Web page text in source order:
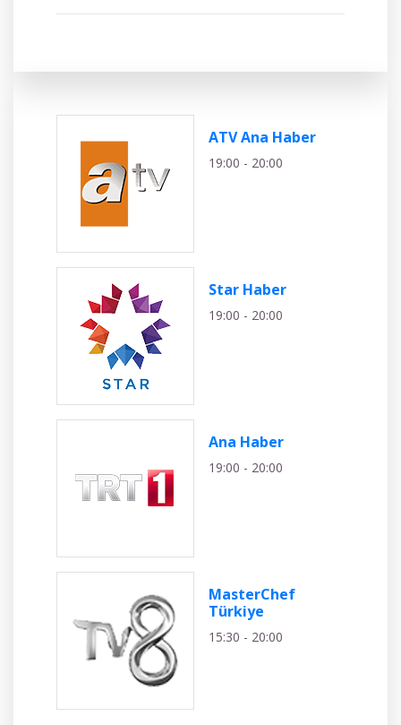
ATV Ana Haber
19:00 - 20:00
Star Haber
19:00 - 20:00
Ana Haber
19:00 - 20:00
MasterChef
Türkiye
15:30 - 20:00